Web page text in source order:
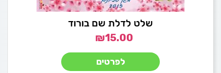
שלט לדלת שם בורוד
₪15.00
לפרטים